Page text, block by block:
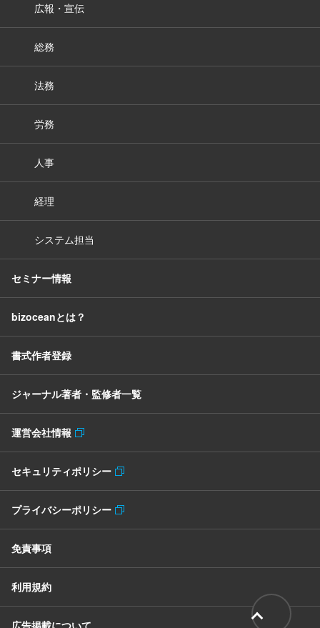
広報・宣伝
総務
法務
労務
人事
経理
システム担当
セミナー情報
bizoceanとは？
書式作者登録
ジャーナル著者・監修者一覧
運営会社情報
セキュリティポリシー
プライバシーポリシー
免責事項
利用規約